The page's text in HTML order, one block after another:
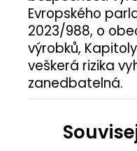
Evropského
2023/988, o
výrobků,
veškerá rizika
zanedbatelná.